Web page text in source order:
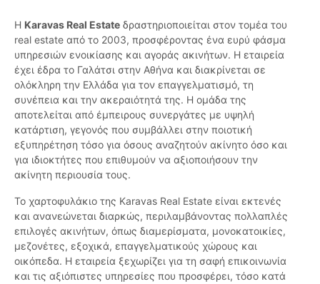
Η Karavas Real Estate δραστηριοποιείται στον τομέα του
real estate από το 2003, προσφέροντας ένα ευρύ φάσμα
υπηρεσιών ενοικίασης και αγοράς ακινήτων. Η εταιρεία
έχει έδρα το Γαλάτσι στην Αθήνα και διακρίνεται σε
ολόκληρη την Ελλάδα για τον επαγγελματισμό, τη
συνέπεια και την ακεραιότητά της. Η ομάδα της
αποτελείται από έμπειρους συνεργάτες με υψηλή
κατάρτιση, γεγονός που συμβάλλει στην ποιοτική
εξυπηρέτηση τόσο για όσους αναζητούν ακίνητο όσο και
για ιδιοκτήτες που επιθυμούν να αξιοποιήσουν την
ακίνητη περιουσία τους.
Το χαρτοφυλάκιο της Karavas Real Estate είναι εκτενές
και ανανεώνεται διαρκώς, περιλαμβάνοντας πολλαπλές
επιλογές ακινήτων, όπως διαμερίσματα, μονοκατοικίες,
μεζονέτες, εξοχικά, επαγγελματικούς χώρους και
οικόπεδα. Η εταιρεία ξεχωρίζει για τη σαφή επικοινωνία
και τις αξιόπιστες υπηρεσίες που προσφέρει, τόσο κατά